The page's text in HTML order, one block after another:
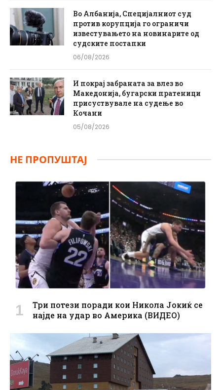
Во Албанија, Специјалниот суд
против корупција го ограничи
известувањето на новинарите од
судските постапки
06/08/2026
И покрај забраната за влез во
Македонија, бугарски пратеници
присуствувале на судење во
Кочани
05/08/2026
НЕ ПРОПУШТАЈ
Три потези поради кои Никола Јокиќ се
најде на удар во Америка (ВИДЕО)